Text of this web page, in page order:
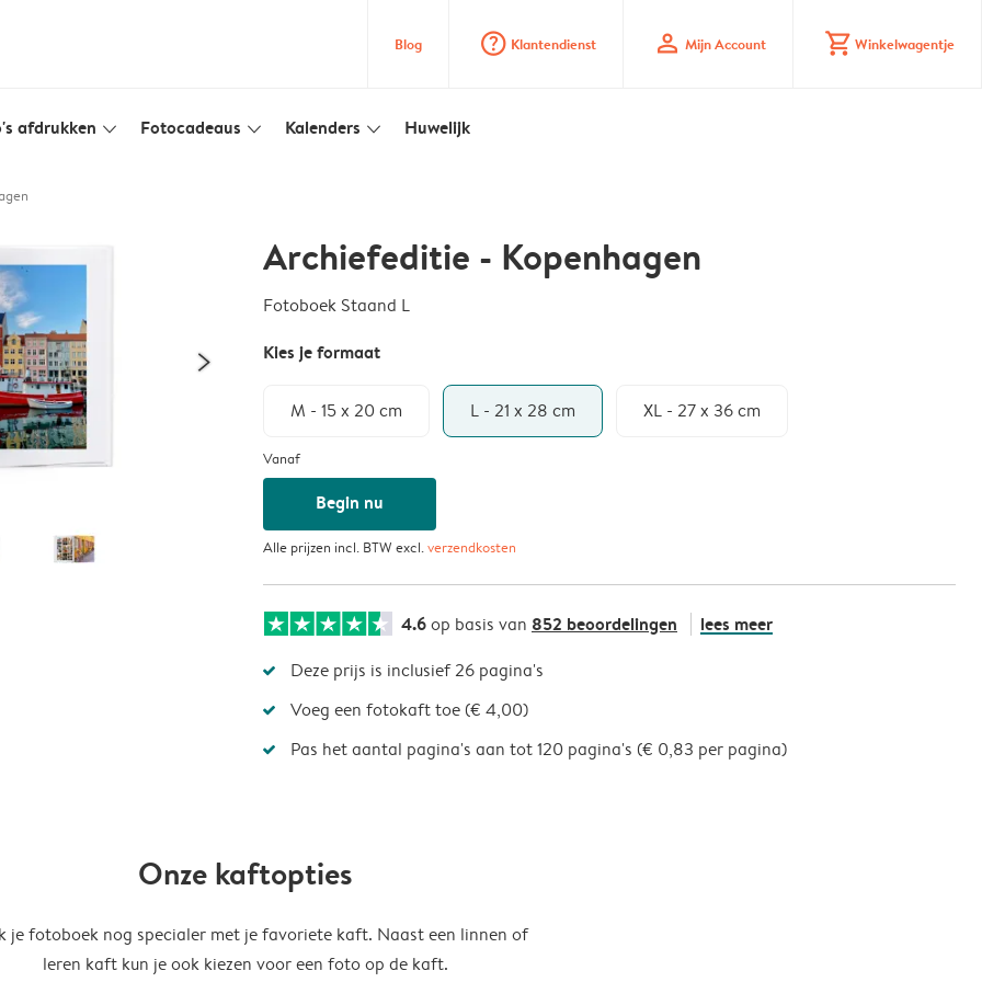
Blog question_mark_circle Klantendienst profile Mijn Account shopping_cart Winkelwagentje
afdrukken slim_arrow_down Fotocadeaus slim_arrow_down Kalenders slim_arrow_down Huwelijk
Archiefeditie - Kopenhagen
Fotoboek Staand L
Kies je formaat
M - 15 x 20 cm L - 21 x 28 cm XL - 27 x 36 cm
Vanaf
Begin nu
Alle prijzen incl. BTW excl.verzendkosten
4.6op basis van 852 beoordelingen lees meer
Deze prijs is inclusief 26 pagina's
Voeg een fotokaft toe (€ 4,00)
Pas het aantal pagina's aan tot 120 pagina's (€ 0,83 per pagina)
Onze kaftopties
je fotoboek nog specialer met je favoriete kaft. Naast een linnen of
leren kaft kun je ook kiezen voor een foto op de kaft.